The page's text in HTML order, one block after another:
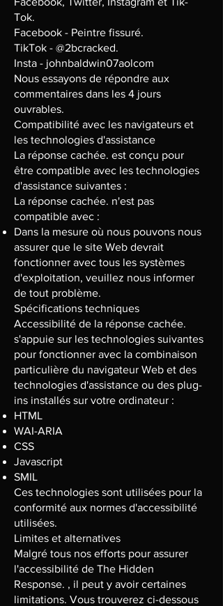
Tok.
Facebook - Peintre fissuré.
TikTok - @2bcracked.
Insta - johnbaldwin07aolcom
Nous essayons de répondre aux
commentaires dans les 4 jours
ouvrables.
Compatibilité avec les navigateurs et
les technologies d'assistance
La réponse cachée. est conçu pour
être compatible avec les technologies
d'assistance suivantes :
La réponse cachée. n'est pas
compatible avec :
Dans la mesure où nous pouvons nous
assurer que le site Web devrait
fonctionner avec tous les systèmes
d'exploitation, veuillez nous informer
de tout problème.
Spécifications techniques
Accessibilité de la réponse cachée.
s'appuie sur les technologies suivantes
pour fonctionner avec la combinaison
particulière du navigateur Web et des
technologies d'assistance ou des plug-
ins installés sur votre ordinateur :
HTML
WAI-ARIA
CSS
Javascript
SMIL
Ces technologies sont utilisées pour la
conformité aux normes d'accessibilité
utilisées.
Limites et alternatives
Malgré tous nos efforts pour assurer
l'accessibilité de The Hidden
Response. , il peut y avoir certaines
limitations. Vous trouverez ci-dessous